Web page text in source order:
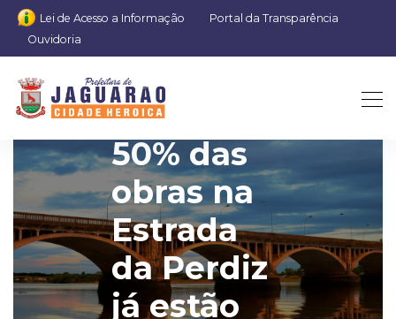
Lei de Acesso a Informação
Portal da Transparência
Ouvidoria
50% das
obras na
Estrada
da Perdiz
já estão